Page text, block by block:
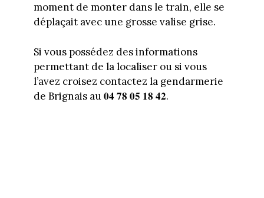
moment de monter dans le train, elle se
déplaçait avec une grosse valise grise.
Si vous possédez des informations
permettant de la localiser ou si vous
l’avez croisez contactez la gendarmerie
de Brignais au 𝟎𝟒 𝟕𝟖 𝟎𝟓 𝟏𝟖 𝟒𝟐.